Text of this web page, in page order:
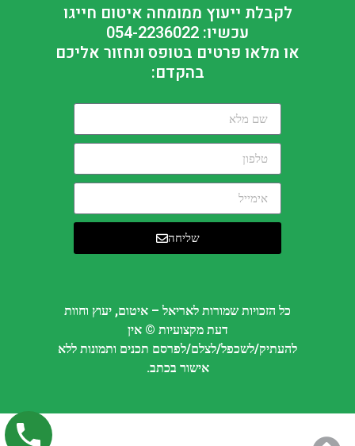
לקבלת ייעוץ ממומחה איטום חייגו
עכשיו: 054-2236022
או מלאו פרטים בטופס ונחזור אליכם
בהקדם:
שליחה
כל הזכויות שמורות לאריאל – איטום, יעוץ וחוות
דעת מקצועיות © אין
להעתיק/לשכפל/לצלם/לפרסם תכנים ותמונות ללא
אישור בכתב.